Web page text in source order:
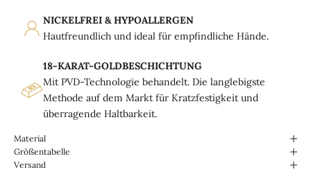
NICKELFREI & HYPOALLERGEN
Hautfreundlich und ideal für empfindliche Hände.
18-KARAT-GOLDBESCHICHTUNG
Mit PVD-Technologie behandelt. Die langlebigste
Methode auf dem Markt für Kratzfestigkeit und
überragende Haltbarkeit.
Material
Größentabelle
Versand